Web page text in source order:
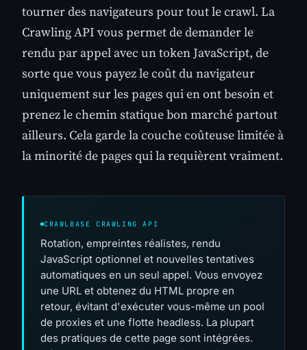
tourner des navigateurs pour tout le crawl. La
Crawling API vous permet de demander le
rendu par appel avec un token JavaScript, de
sorte que vous payez le coût du navigateur
uniquement sur les pages qui en ont besoin et
prenez le chemin statique bon marché partout
ailleurs. Cela garde la couche coûteuse limitée à
la minorité de pages qui la requièrent vraiment.
CRAWLBASE CRAWLING API
Rotation, empreintes réalistes, rendu
JavaScript optionnel et nouvelles tentatives
automatiques en un seul appel. Vous envoyez
une URL et obtenez du HTML propre en
retour, évitant d'exécuter vous-même un pool
de proxies et une flotte headless. La plupart
des pratiques de cette page sont intégrées.